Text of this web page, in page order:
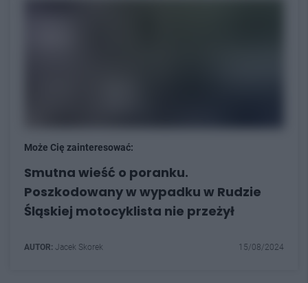
Może Cię zainteresować:
Smutna wieść o poranku.
Poszkodowany w wypadku w Rudzie
Śląskiej motocyklista nie przeżył
AUTOR: Jacek Skorek 15/08/2024